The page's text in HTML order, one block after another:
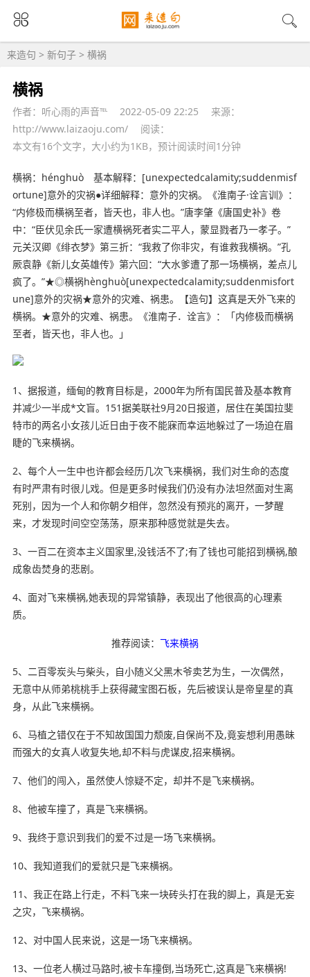
来造句 > 新句子 > 横祸
横祸
作者：听心雨的声音℡ 2022-05-09 22:25
来源：
http://www.laizaoju.com/
阅读：
本文有16个文字，大小约为1KB，预计阅读时间1分钟
横祸：hénghuò 基本解释：[unexpectedcalamity;suddenmisf
ortune]意外的灾祸●详细解释：意外的灾祸。《淮南子·诠言训》：
“内修极而横祸至者，皆天也，非人也。”唐李肇《唐国史补》卷
中：“臣伏见余氏一家遭横祸死者实二平人，蒙显戮者乃一孝子。”
元关汉卿《绯衣梦》第三折：“我救了你非灾，有谁救我横祸。”孔
厥袁静《新儿女英雄传》第六回：“大水爹遭了那一场横祸，差点儿
疯了。”★◎横祸hènghuò[unexpectedcalamity;suddenmisfort
une]意外的灾祸★意外的灾难、祸患。【造句】这真是天外飞来的
横祸。★意外的灾难、祸患。《淮南子．诠言》：「内修极而横祸
至者，皆天也，非人也。」
1、据报道，缅甸的教育目标是，2000年为所有国民普及基本教育
并减少一半成*文盲。151据美联社9月20日报道，居住在美国拉斐
特市的两名小女孩儿近日由于夜不能寐而幸运地躲过了一场迫在眉
睫的飞来横祸。
2、每个人一生中也许都会经历几次飞来横祸，我们对生命的态度
有时严肃有时很儿戏。但是更多时候我们仍没有办法坦然面对生离
死别，因为一个人和你朝夕相伴，忽然没有预兆的离开，一梦醒
来，才发现时间空空荡荡，原来那种感觉就是失去。
3、一百二在资本主义国家里,没钱活不了;有了钱也可能招到横祸,酿
成象齿焚身的悲剧。
4、面对飞来横祸,她表现的异常镇静，表现出了他很高的心理素
质。
推荐阅读： 飞来横祸
5、二百零炭头与柴头，自小随义父黑木爷卖艺为生，一次偶然，
无意中从师弟桃桃手上获得藏宝图石板，先后被误认是帝皇星的真
身，从此飞来横祸。
6、马植之错仅在于不知故国国力颓废,自保尚不及,竟妄想利用愚昧
而强大的女真人收复失地,却不料与虎谋皮,招来横祸。
7、他们的闯入，虽然使人惊疑不定，却并不是飞来横祸。
8、他被车撞了，真是飞来横祸。
9、我终于意识到我们的爱不过是一场飞来横祸。
10、我知道我们的爱就只是飞来横祸。
11、我正在路上行走，不料飞来一块砖头打在我的脚上，真是无妄
之灾，飞来横祸。
12、对中国人民来说，这是一场飞来横祸。
13、一位老人横过马路时,被卡车撞倒,当场死亡,这真是飞来横祸!